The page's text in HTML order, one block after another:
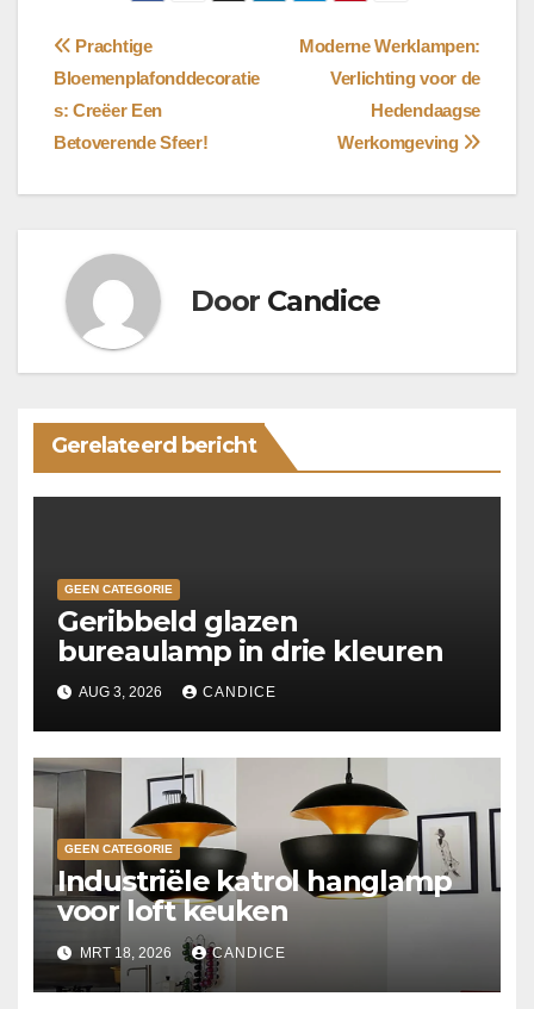
Bericht
navigatie
Moderne Werklampen:
Verlichting voor de
Hedendaagse
Werkomgeving
Prachtige
Bloemenplafonddecoratie
s: Creëer Een
Betoverende Sfeer!
Door Candice
Gerelateerd bericht
GEEN CATEGORIE
Geribbeld glazen
bureaulamp in drie kleuren
AUG 3, 2026 CANDICE
GEEN CATEGORIE
Industriële katrol hanglamp
voor loft keuken
MRT 18, 2026 CANDICE